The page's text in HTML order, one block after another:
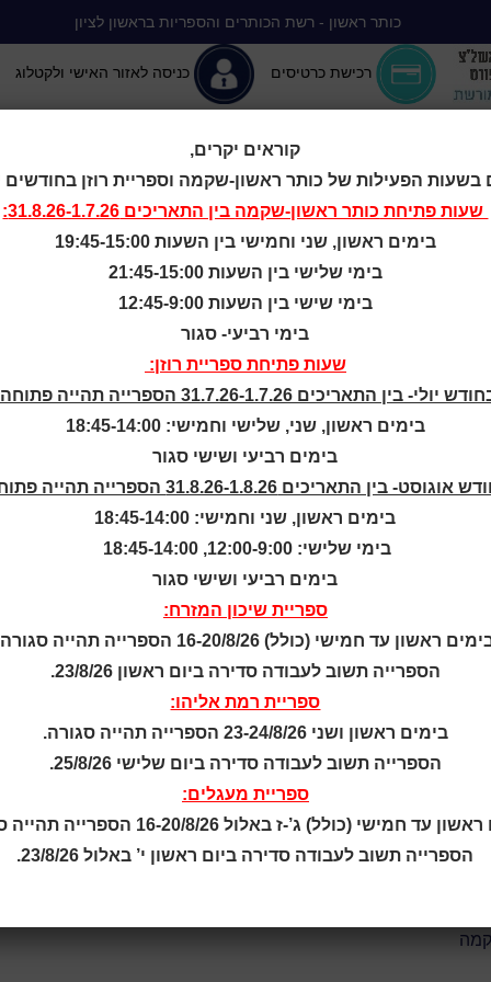
כותר ראשון - רשת הכותרים והספריות בראשון לציון
רכישת כרטיסים כניסה לאזור האישי ולקטלוג
ללא הפסקה המומלצים שלנו אירועים ופעילויות מידע ראשון: מרכז
הטרדות
בזמר
ומעשירה, על המהפך המגדרי דרך הזמר הישראלי.
החוויתי והסוחף נעבור את תהליך השינוי המגדרי שעברו הנשים,
בזמר הישראלי בנושא ההטרדות המיניות מאז קום המדינה ועד
מי כתבה שירים שוביניסטיים, אבל גם את השיר הפמיניסטי
על נשים דעתניות, שעומדות על שלהן ועושות כרצונן?
ההן? האם הן מקבלות את אהבת פועלי הבניין? דינה ברזילי,
הצומח, אשיר לך את זמר שלוש התשובות, אעודד אותך
ונגינה: ד"ר אסנת גולדפרב-ארזואן |שירה: יוני אילת |
מוגבל | הזכות לשינויים שמורה.
קוראים יקרים,
בשעות הפעילות של כותר ראשון-שקמה וספריית רוזן בחודשים יולי-
שעות פתיחת כותר ראשון-שקמה בין התאריכים 31.8.26-1.7.26:
בימים ראשון, שני וחמישי בין השעות 19:45-15:00
בימי שלישי בין השעות 21:45-15:00
בימי שישי בין השעות 12:45-9:00
בימי רביעי- סגור
שעות פתיחת ספריית רוזן:
יולי- בין התאריכים 31.7.26-1.7.26 הספרייה תהייה פתוחה:
בימים ראשון, שני, שלישי וחמישי: 18:45-14:00
בימים רביעי ושישי סגור
אוגוסט- בין התאריכים 31.8.26-1.8.26 הספרייה תהייה פתוחה:
בימים ראשון, שני וחמישי: 18:45-14:00
בימי שלישי: 12:00-9:00, 18:45-14:00
בימים רביעי ושישי סגור
ספריית שיכון המזרח:
ראשון עד חמישי (כולל) 16-20/8/26 הספרייה תהייה סגורה.
הספרייה תשוב לעבודה סדירה ביום ראשון 23/8/26.
ספריית רמת אליהו:
בימים ראשון ושני 23-24/8/26 הספרייה תהייה סגורה.
הספרייה תשוב לעבודה סדירה ביום שלישי 25/8/26.
ספריית מעגלים:
עד חמישי (כולל) ג’-ז באלול 16-20/8/26 הספרייה תהייה סגורה.
הספרייה תשוב לעבודה סדירה ביום ראשון י’ באלול 23/8/26.